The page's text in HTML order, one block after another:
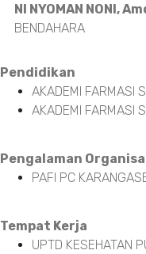
NI NYOMAN NONI,
BENDAHARA
Pendidikan
AKADEMI FARMASI
AKADEMI FARMASI
Pengalaman
PAFI PC
Tempat Kerja
UPTD KESEHATAN